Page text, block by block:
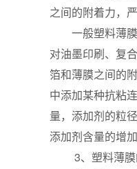
之间的附着力，
一般塑料薄
对油墨印刷、复
箔和薄膜之间的
中添加某种抗粘
量，添加剂的粒
添加剂含量的增
3、塑料薄